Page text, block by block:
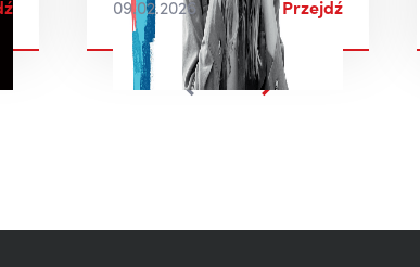
09.02.2026 Przejdź